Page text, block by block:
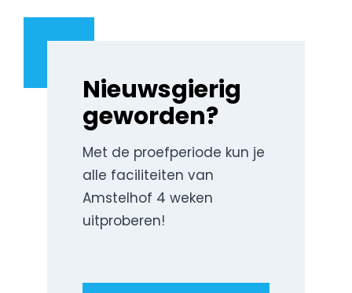
Nieuwsgierig
geworden?
Met de proefperiode kun je
alle faciliteiten van
Amstelhof 4 weken
uitproberen!